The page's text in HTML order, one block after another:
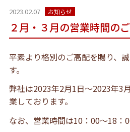
2023.02.07 お知らせ
２月・３月の営業時間の
平素より格別のご高配を賜り、
す。
弊社は2023年2月1日～2023年3
業しております。
なお、営業時間は10：00～18：